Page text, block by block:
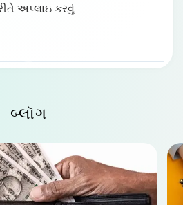
અપ્લાઇ કરવું
માટે તમારી માર્ગદર્શિકા
બ્લૉગ